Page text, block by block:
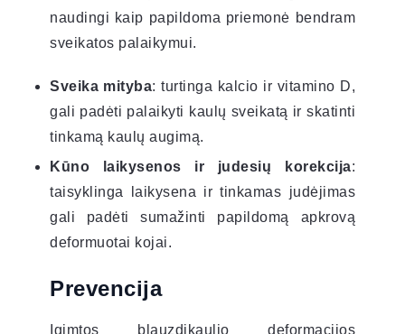
naudingi kaip papildoma priemonė bendram
sveikatos palaikymui.
Sveika mityba: turtinga kalcio ir vitamino D,
gali padėti palaikyti kaulų sveikatą ir skatinti
tinkamą kaulų augimą.
Kūno laikysenos ir judesių korekcija:
taisyklinga laikysena ir tinkamas judėjimas
gali padėti sumažinti papildomą apkrovą
deformuotai kojai.
Prevencija
Įgimtos blauzdikaulio deformacijos